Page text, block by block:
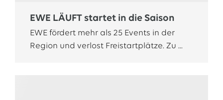
EWE LÄUFT startet in die Saison
EWE fördert mehr als 25 Events in der
Region und verlost Freistartplätze. Zu ...